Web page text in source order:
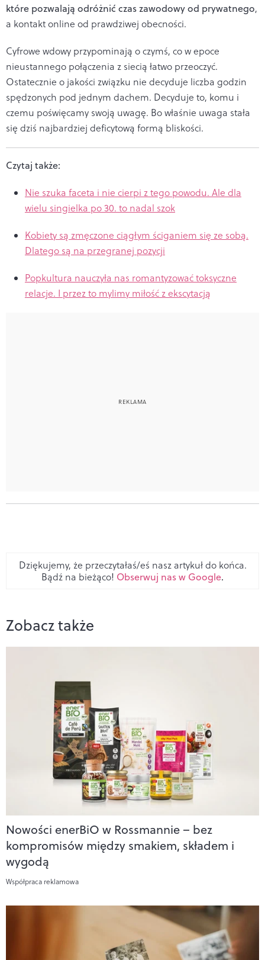
które pozwalają odróżnić czas zawodowy od prywatnego,
a kontakt online od prawdziwej obecności.
Cyfrowe wdowy przypominają o czymś, co w epoce
nieustannego połączenia z siecią łatwo przeoczyć.
Ostatecznie o jakości związku nie decyduje liczba godzin
spędzonych pod jednym dachem. Decyduje to, komu i
czemu poświęcamy swoją uwagę. Bo właśnie uwaga stała
się dziś najbardziej deficytową formą bliskości.
Czytaj także:
Nie szuka faceta i nie cierpi z tego powodu. Ale dla
wielu singielka po 30. to nadal szok
Kobiety są zmęczone ciągłym ściganiem się ze sobą.
Dlatego są na przegranej pozycji
Popkultura nauczyła nas romantyzować toksyczne
relacje. I przez to mylimy miłość z ekscytacją
Dziękujemy, że przeczytałaś/eś nasz artykuł do końca.
Bądź na bieżąco! Obserwuj nas w Google.
Zobacz także
Nowości enerBiO w Rossmannie – bez
kompromisów między smakiem, składem i
wygodą
Współpraca reklamowa